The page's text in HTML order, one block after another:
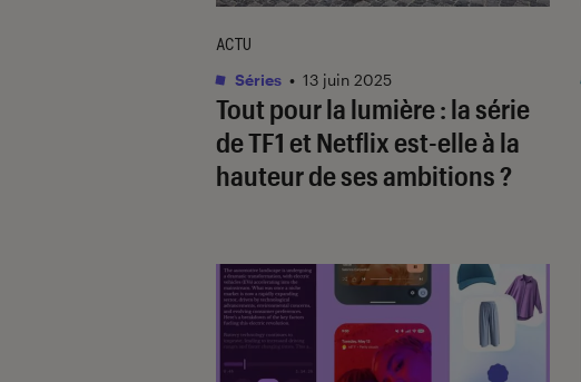
Tout pour la lumière: la série
de TF1 et Netflix est-elle à la
hauteur de ses ambitions ?
ACTU
Séries • 13 juin 2025